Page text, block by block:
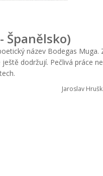
Španělsko)
název Bodegas Muga.
dodržují. Pečlivá práce
Jaroslav